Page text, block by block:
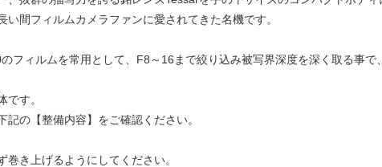
間フィルムカメラファンに愛されてきた名機です。
フィルムを常用として、F8～16まで絞り込み被写界深度を深く取る事
です。
の【整備内容】をご確認ください。
き上げるようにしてください。